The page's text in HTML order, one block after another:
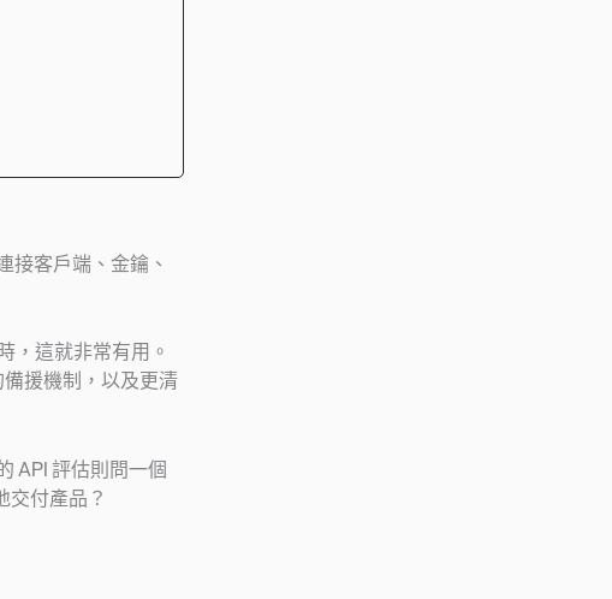
接客戶端、金鑰、
，這就非常有用。
援機制，以及更清
API 評估則問一個
交付產品？